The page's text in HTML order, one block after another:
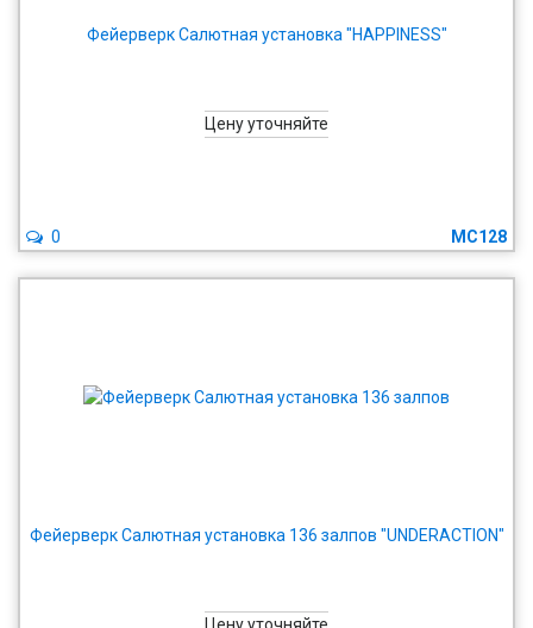
Фейерверк Салютная установка "HAPPINESS"
Цену уточняйте
MC128
0
Фейерверк Салютная установка 136 залпов "UNDERACTION"